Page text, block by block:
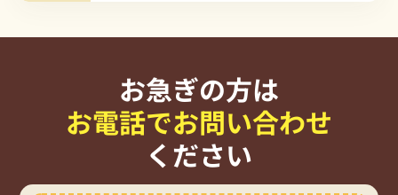
お急ぎの方は
お電話でお問い合わせ
ください